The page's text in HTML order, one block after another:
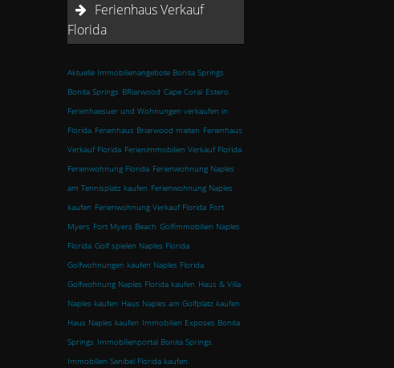
Ferienhaus Verkauf
Florida
Aktuelle Immobilienangebote Bonita Springs
Bonita Springs BRiarwood Cape Coral Estero
Ferienhaesuer und Wohnungen verkaufen in
Florida Ferienhaus Briarwood mieten Ferienhaus
Verkauf Florida Ferienimmobilien Verkauf Florida
Ferienwohnung Florida Ferienwohnung Naples
am Tennisplatz kaufen Ferienwohnung Naples
kaufen Ferienwohnung Verkauf Florida Fort
Myers Fort Myers Beach Golfimmobilien Naples
Florida Golf spielen Naples Florida
Golfwohnungen kaufen Naples Florida
Golfwohnung Naples Florida kaufen Haus & Villa
Naples kaufen Haus Naples am Golfplatz kaufen
Haus Naples kaufen Immobilien Exposes Bonita
Springs Immobilienportal Bonita Springs
Immobilien Sanibel Florida kaufen